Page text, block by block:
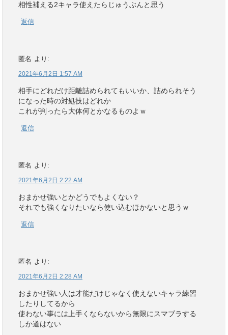
相性補える2キャラ使えたらじゅうぶんと思う
返信
匿名 より:
2021年6月2日 1:57 AM
相手にどれだけ距離詰められてもいいか、詰められそう
になった時の対処技はどれか
これが判ったら大体何とかなるものよｗ
返信
匿名 より:
2021年6月2日 2:22 AM
おまかせ強いとかどうでもよくない？
それでも強くなりたいなら使い込むほかないと思うｗ
返信
匿名 より:
2021年6月2日 2:28 AM
おまかせ強い人は才能だけじゃなく使えないキャラ練習
したりしてるから
使わない事には上手くならないから無限にスマブラする
しか道はない